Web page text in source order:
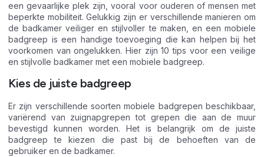
een gevaarlijke plek zijn, vooral voor ouderen of mensen met
beperkte mobiliteit. Gelukkig zijn er verschillende manieren om
de badkamer veiliger en stijlvoller te maken, en een mobiele
badgreep is een handige toevoeging die kan helpen bij het
voorkomen van ongelukken. Hier zijn 10 tips voor een veilige
en stijlvolle badkamer met een mobiele badgreep.
Kies de juiste badgreep
Er zijn verschillende soorten mobiele badgrepen beschikbaar,
variërend van zuignapgrepen tot grepen die aan de muur
bevestigd kunnen worden. Het is belangrijk om de juiste
badgreep te kiezen die past bij de behoeften van de
gebruiker en de badkamer.